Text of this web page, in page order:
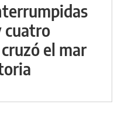
cuatro
el mar